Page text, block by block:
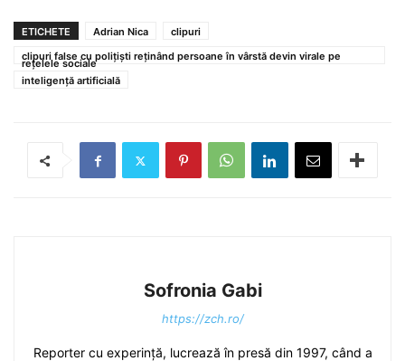
ETICHETE Adrian Nica
clipuri
clipuri false cu polițiști reținând persoane în vârstă devin virale pe
rețelele sociale
inteligență artificială
Sofronia Gabi
https://zch.ro/
Reporter cu experință, lucrează în presă din 1997, când a